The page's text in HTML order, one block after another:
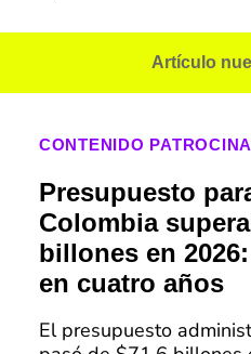
Artículo
CONTENIDO
Presupuesto
Colombia
billones en
en cuatro años
El presupuesto